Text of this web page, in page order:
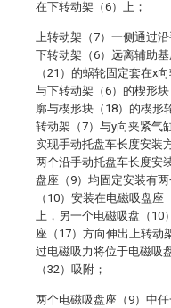
在下转动架（6）上；
上转动架（7）一侧通过
下转动架（6）远离辅助
（21）的蜗轮固定套在x
与下转动架（6）的楔形
廓与楔形块（18）的楔形
转动架（7）与y向夹紧气
实现手动托盘车长度安装
两个沿手动托盘车长度安
盘座（9）均固定安装有
（10）安装在电磁吸盘
上，另一个电磁吸盘（10
座（17）方向伸出上转动
过电磁吸力将位于电磁吸
（32）吸附；
两个电磁吸盘座（9）中